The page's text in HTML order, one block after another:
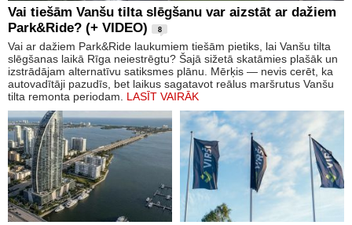
Vai tiešām Vanšu tilta slēgšanu var aizstāt ar dažiem
Park&Ride? (+ VIDEO)
8
Vai ar dažiem Park&Ride laukumiem tiešām pietiks, lai Vanšu tilta
slēgšanas laikā Rīga neiestrēgtu? Šajā sižetā skatāmies plašāk un
izstrādājam alternatīvu satiksmes plānu. Mērķis — nevis cerēt, ka
autovadītāji pazudīs, bet laikus sagatavot reālus maršrutus Vanšu
tilta remonta periodam. LASĪT VAIRĀK